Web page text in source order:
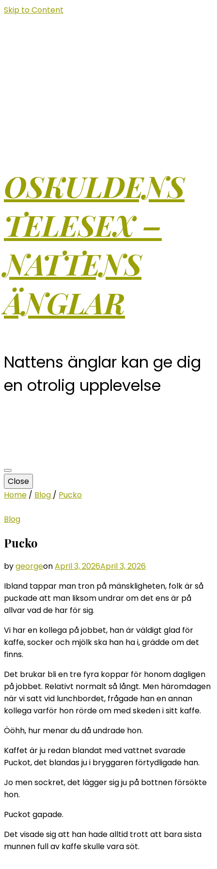
Skip to Content
OSKULDENS
TELESEX –
NATTENS
ÄNGLAR
Nattens änglar kan ge dig
en otrolig upplevelse
Close
Home / Blog / Pucko
Blog
Pucko
bygeorgeonApril 3, 2026April 3, 2026
Ibland tappar man tron på mänskligheten, folk är så
puckade att man liksom undrar om det ens är på
allvar vad de har för sig.
Vi har en kollega på jobbet, han är väldigt glad för
kaffe, socker och mjölk ska han ha i, grädde om det
finns.
Det brukar bli en tre fyra koppar för honom dagligen
på jobbet. Relativt normalt så långt. Men häromdagen
när vi satt vid lunchbordet, frågade han en annan
kollega varför hon rörde om med skeden i sitt kaffe.
Ööhh, hur menar du då undrade hon.
Kaffet är ju redan blandat med vattnet svarade
Puckot, det blandas ju i bryggaren förtydligade han.
Jo men sockret, det lägger sig ju på bottnen försökte
hon.
Puckot gapade.
Det visade sig att han hade alltid trott att bara sista
munnen full av kaffe skulle vara söt.